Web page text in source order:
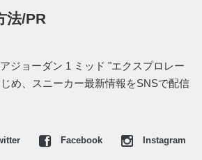
して、その下にウィングロゴが透けて
予定。 また新たな情報が入り次第、
Twitter や Facebookなどで報告したい。
法/PR
ジョーダン 1 ミッド "エクスプロレー
め、スニーカー最新情報をSNSで配信
Facebook Instagram